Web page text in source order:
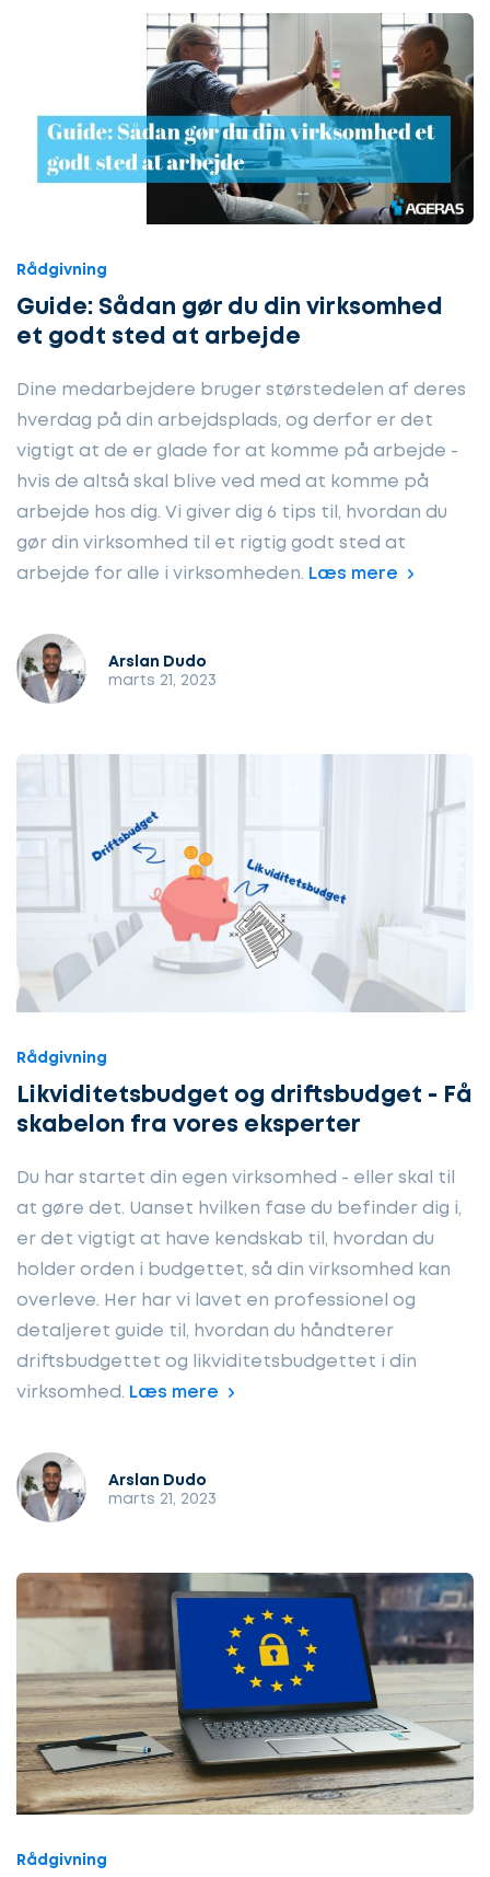
Rådgivning
Guide: Sådan gør du din virksomhed
et godt sted at arbejde
Dine medarbejdere bruger størstedelen af deres
hverdag på din arbejdsplads, og derfor er det
vigtigt at de er glade for at komme på arbejde -
hvis de altså skal blive ved med at komme på
arbejde hos dig. Vi giver dig 6 tips til, hvordan du
gør din virksomhed til et rigtig godt sted at
arbejde for alle i virksomheden. Læs mere
Arslan Dudo
marts 21, 2023
Rådgivning
Likviditetsbudget og driftsbudget - Få
skabelon fra vores eksperter
Du har startet din egen virksomhed - eller skal til
at gøre det. Uanset hvilken fase du befinder dig i,
er det vigtigt at have kendskab til, hvordan du
holder orden i budgettet, så din virksomhed kan
overleve. Her har vi lavet en professionel og
detaljeret guide til, hvordan du håndterer
driftsbudgettet og likviditetsbudgettet i din
virksomhed. Læs mere
Arslan Dudo
marts 21, 2023
Rådgivning